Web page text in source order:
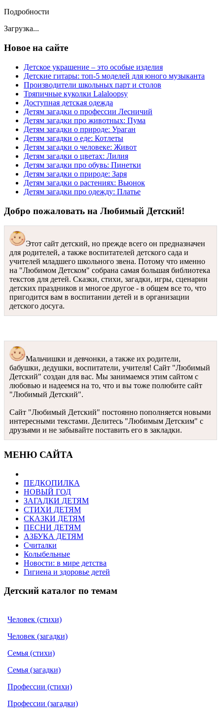
Подробности
Загрузка...
Новое на сайте
Детское украшение – это особые изделия
Детские гитары: топ-5 моделей для юного музыканта
Производители школьных парт и столов
Тряпичные куколки Lalaloopsy
Доступная детская одежда
Детям загадки о профессии Лесничий
Детям загадки про животных: Пума
Детям загадки о природе: Ураган
Детям загадки о еде: Котлеты
Детям загадки о человеке: Живот
Детям загадки о цветах: Лилия
Детям загадки про обувь: Пинетки
Детям загадки о природе: Заря
Детям загадки о растениях: Вьюнок
Детям загадки про одежду: Платье
Добро пожаловать на Любимый Детский!
Этот сайт детский, но прежде всего он предназначен
для родителей, а также воспитателей детского сада и
учителей младшего школьного звена. Потому что именно
на "Любимом Детском" собрана самая большая библиотека
текстов для детей. Сказки, стихи, загадки, игры, сценарии
детских праздников и многое другое - в общем все то, что
пригодится вам в воспитании детей и в организации
детского досуга.
Мальчишки и девчонки, а также их родители,
бабушки, дедушки, воспитатели, учителя! Сайт "Любимый
Детский" создан для вас. Мы занимаемся этим сайтом с
любовью и надеемся на то, что и вы тоже полюбите сайт
"Любимый Детский".
Сайт "Любимый Детский" постоянно пополняется новыми
интересными текстами. Делитесь "Любимым Детским" с
друзьями и не забывайте поставить его в закладки.
МЕНЮ САЙТА
ПЕДКОПИЛКА
НОВЫЙ ГОД
ЗАГАДКИ ДЕТЯМ
СТИХИ ДЕТЯМ
СКАЗКИ ДЕТЯМ
ПЕСНИ ДЕТЯМ
АЗБУКА ДЕТЯМ
Считалки
Колыбельные
Новости: в мире детства
Гигиена и здоровье детей
Детский каталог по темам
Человек (стихи)
Человек (загадки)
Семья (стихи)
Семья (загадки)
Профессии (стихи)
Профессии (загадки)